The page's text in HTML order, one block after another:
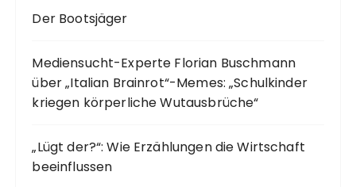
Der Bootsjäger
Mediensucht-Experte Florian Buschmann
über „Italian Brainrot“-Memes: „Schulkinder
kriegen körperliche Wutausbrüche“
„Lügt der?“: Wie Erzählungen die Wirtschaft
beeinflussen